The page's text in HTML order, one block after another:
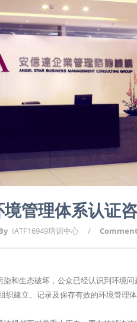
管理体系认证
IATF16949培训中心 /
和生态破坏，公众已经认识到环境
织建立、记录及保存有效的环境管